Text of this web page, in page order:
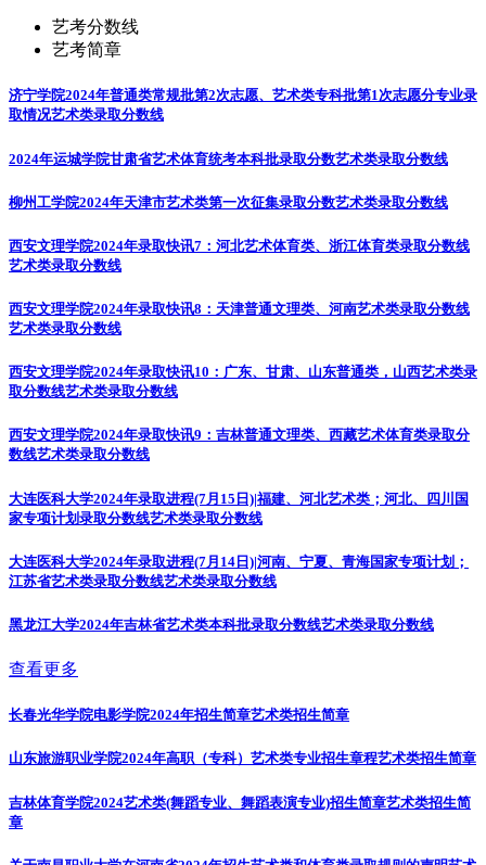
艺考分数线
艺考简章
济宁学院2024年普通类常规批第2次志愿、艺术类专科批第1次志愿分专业录
取情况艺术类录取分数线
2024年运城学院甘肃省艺术体育统考本科批录取分数艺术类录取分数线
柳州工学院2024年天津市艺术类第一次征集录取分数艺术类录取分数线
西安文理学院2024年录取快讯7：河北艺术体育类、浙江体育类录取分数线
艺术类录取分数线
西安文理学院2024年录取快讯8：天津普通文理类、河南艺术类录取分数线
艺术类录取分数线
西安文理学院2024年录取快讯10：广东、甘肃、山东普通类，山西艺术类录
取分数线艺术类录取分数线
西安文理学院2024年录取快讯9：吉林普通文理类、西藏艺术体育类录取分
数线艺术类录取分数线
大连医科大学2024年录取进程(7月15日)|福建、河北艺术类；河北、四川国
家专项计划录取分数线艺术类录取分数线
大连医科大学2024年录取进程(7月14日)|河南、宁夏、青海国家专项计划；
江苏省艺术类录取分数线艺术类录取分数线
黑龙江大学2024年吉林省艺术类本科批录取分数线艺术类录取分数线
查看更多
长春光华学院电影学院2024年招生简章艺术类招生简章
山东旅游职业学院2024年高职（专科）艺术类专业招生章程艺术类招生简章
吉林体育学院2024艺术类(舞蹈专业、舞蹈表演专业)招生简章艺术类招生简
章